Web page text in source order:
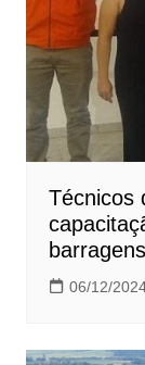
Técnicos
barragens
06/12/